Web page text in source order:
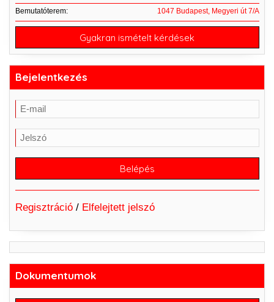
Bemutatóterem:
1047 Budapest, Megyeri út 7/A
Gyakran ismételt kérdések
Bejelentkezés
Regisztráció/ Elfelejtett jelszó
Dokumentumok